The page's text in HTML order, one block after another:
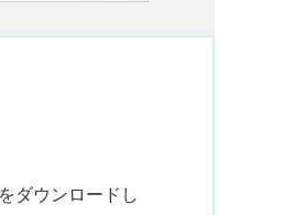
ダウンロードし